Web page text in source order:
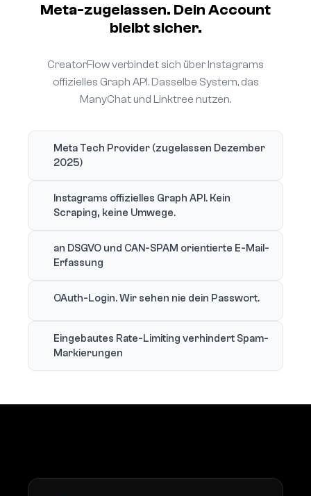
Meta-zugelassen. Dein Account
bleibt sicher.
CreatorFlow verbindet sich über Instagrams
offizielles Graph API. Dasselbe System, das
ManyChat und Linktree nutzen.
Meta Tech Provider (zugelassen Dezember
2025)
Instagrams offizielles Graph API. Kein
Scraping, keine Umwege.
an DSGVO und CAN-SPAM orientierte E-Mail-
Erfassung
OAuth-Login. Wir sehen nie dein Passwort.
Eingebautes Rate-Limiting verhindert Spam-
Markierungen